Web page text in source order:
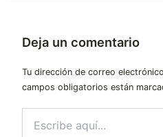
Deja un comentario
Tu dirección de correo
campos obligatorios están
aquí...